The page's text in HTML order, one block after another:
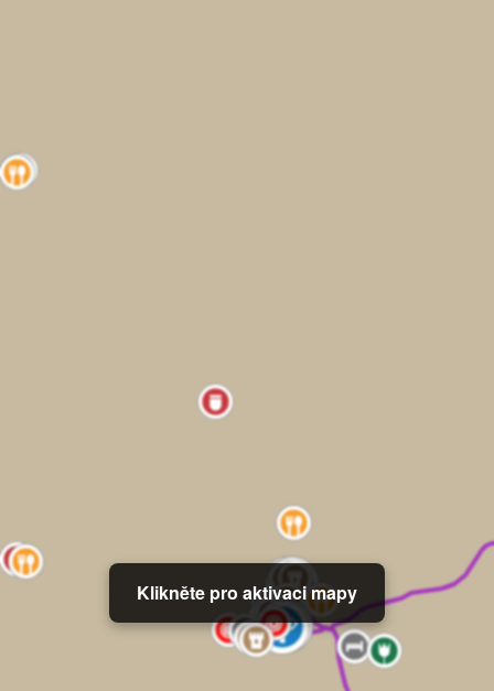
Klikněte pro aktivaci mapy